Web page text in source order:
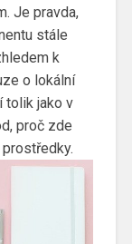
Je pravda,
stále
k
o lokální
tolik jako v
proč zde